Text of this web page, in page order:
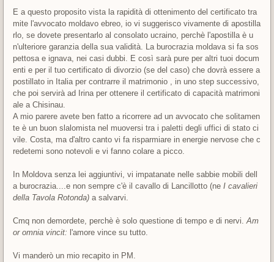
E a questo proposito vista la rapidità di ottenimento del certificato tra
mite l'avvocato moldavo ebreo, io vi suggerisco vivamente di apostilla
rlo, se dovete presentarlo al consolato ucraino, perchè l'apostilla è u
n'ulteriore garanzia della sua validità. La burocrazia moldava si fa sos
pettosa e ignava, nei casi dubbi. E così sarà pure per altri tuoi docum
enti e per il tuo certificato di divorzio (se del caso) che dovrà essere a
postillato in Italia per contrarre il matrimonio , in uno step successivo,
che poi servirà ad Irina per ottenere il certificato di capacità matrimoni
ale a Chisinau.
A mio parere avete ben fatto a ricorrere ad un avvocato che solitamen
te è un buon slalomista nel muoversi tra i paletti degli uffici di stato ci
vile. Costa, ma d'altro canto vi fa risparmiare in energie nervose che c
redetemi sono notevoli e vi fanno colare a picco.
In Moldova senza lei aggiuntivi, vi impatanate nelle sabbie mobili dell
a burocrazia....e non sempre c'è il cavallo di Lancillotto (ne I cavalieri
della Tavola Rotonda) a salvarvi.
Cmq non demordete, perchè è solo questione di tempo e di nervi.Am
or omnia vincit: l'amore vince su tutto.
Vi manderò un mio recapito in PM.